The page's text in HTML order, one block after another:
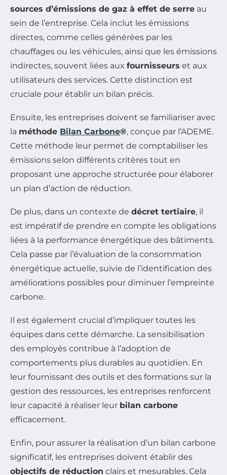
sources d’émissions de gaz à effet de serre au
sein de l’entreprise. Cela inclut les émissions
directes, comme celles générées par les
chauffages ou les véhicules, ainsi que les émissions
indirectes, souvent liées aux fournisseurs et aux
utilisateurs des services. Cette distinction est
cruciale pour établir un bilan précis.
Ensuite, les entreprises doivent se familiariser avec
la méthode Bilan Carbone®, conçue par l’ADEME.
Cette méthode leur permet de comptabiliser les
émissions selon différents critères tout en
proposant une approche structurée pour élaborer
un plan d’action de réduction.
De plus, dans un contexte de décret tertiaire, il
est impératif de prendre en compte les obligations
liées à la performance énergétique des bâtiments.
Cela passe par l’évaluation de la consommation
énergétique actuelle, suivie de l’identification des
améliorations possibles pour diminuer l’empreinte
carbone.
Il est également crucial d’impliquer toutes les
équipes dans cette démarche. La sensibilisation
des employés contribue à l’adoption de
comportements plus durables au quotidien. En
leur fournissant des outils et des formations sur la
gestion des ressources, les entreprises renforcent
leur capacité à réaliser leur bilan carbone
efficacement.
Enfin, pour assurer la réalisation d’un bilan carbone
significatif, les entreprises doivent établir des
objectifs de réduction clairs et mesurables. Cela